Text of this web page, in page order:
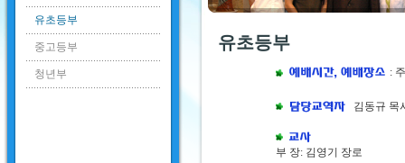
유초등부
중고등부
청년부
유초등부
:
김동규 목
부 장: 김영기 장로